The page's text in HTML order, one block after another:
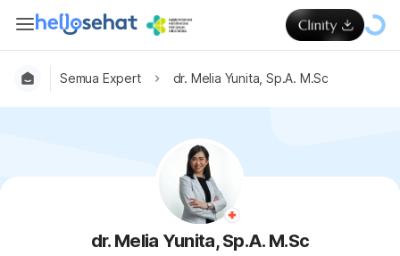
Semua Expert dr. Melia Yunita, Sp.A. M.Sc
dr. Melia Yunita, Sp.A. M.Sc